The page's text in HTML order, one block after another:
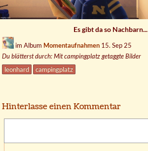
Es gibt da so Nachbarn...
im Album Momentaufnahmen 15. Sep 25
Du blätterst durch: Mit campingplatz getaggte Bilder
leonhard
campingplatz
Hinterlasse einen Kommentar